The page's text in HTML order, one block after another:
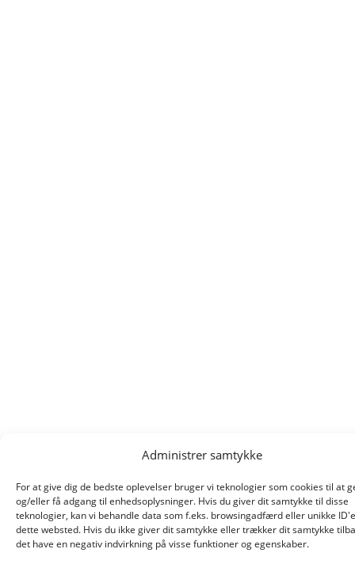
Administrer samtykke
For at give dig de bedste oplevelser bruger vi teknologier som cookies til at
og/eller få adgang til enhedsoplysninger. Hvis du giver dit samtykke til disse
teknologier, kan vi behandle data som f.eks. browsingadfærd eller unikke
dette websted. Hvis du ikke giver dit samtykke eller trækker dit samtykke
det have en negativ indvirkning på visse funktioner og egenskaber.